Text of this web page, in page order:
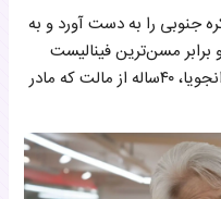
جنوبی را به دست آورد و به
مسن‌ترین فینالیست
تایید شده این مسابقه یعنی بئاتریس انجویا، ۴۰ساله از مالت که مادر